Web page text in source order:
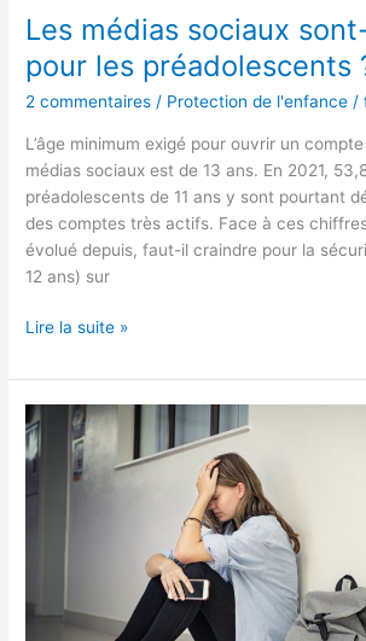
Les médias sociaux
pour les préadolescents
2 commentaires / Protection de l'enfance /
L’âge minimum exigé pour ouvrir un
médias sociaux est de 13 ans. En 2021,
préadolescents de 11 ans y sont pourtant
des comptes très actifs. Face à ces
évolué depuis, faut-il craindre pour la
12 ans) sur
Lire la suite »
Comment
rassurer
les
adolescents
moments
difficiles